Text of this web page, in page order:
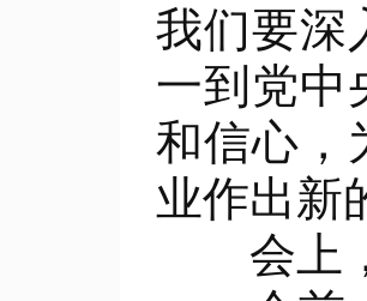
我们要深
一到党中
和信心，
业作出新
会上，